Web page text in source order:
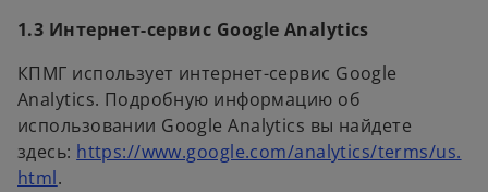
1.3 Интернет-сервис Google Analytics
КПМГ использует интернет-сервис Google
Analytics. Подробную информацию об
использовании Google Analytics вы найдете
здесь: https://www.google.com/analytics/terms/us.
htmlo.